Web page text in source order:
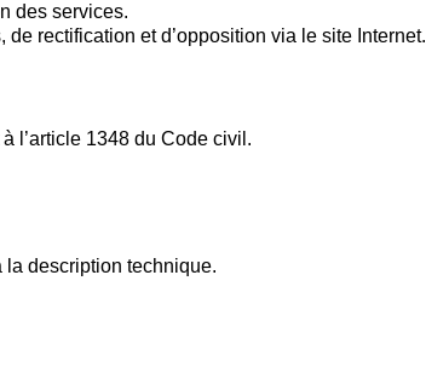
des services.
rectification et d’opposition via le site Internet.
l’article 1348 du Code civil.
la description technique.